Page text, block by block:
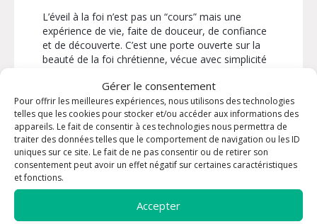
Gérer le consentement
Pour offrir les meilleures expériences, nous utilisons des technologies
telles que les cookies pour stocker et/ou accéder aux informations des
appareils. Le fait de consentir à ces technologies nous permettra de
traiter des données telles que le comportement de navigation ou les ID
uniques sur ce site. Le fait de ne pas consentir ou de retirer son
consentement peut avoir un effet négatif sur certaines caractéristiques
et fonctions.
Accepter
L’éveil à la foi n’est pas un “cours” mais une
expérience de vie, faite de douceur, de confiance
et de découverte. C’est une porte ouverte sur la
beauté de la foi chrétienne, vécue avec simplicité
la fraternité, entourés d’animateurs attentifs, dans
un cadre bienveillant.
Nous serions heureux d’accueillir votre enfant
pour marcher avec lui sur ce chemin lumineux où
l’on apprend à ouvrir son cœur, à aimer, à
partager… et à laisser Dieu nous guider.
Rejoignez-nous chaque mardi, de 16h30 à
17h30 : un temps pour découvrir la foi, un